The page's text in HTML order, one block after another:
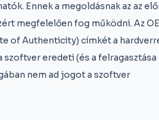
Ennek a megoldásnak az az
megfelelően fog működni. Az
of Authenticity) címkét a
eredeti (és a felragasztása
nem ad jogot a szoftver